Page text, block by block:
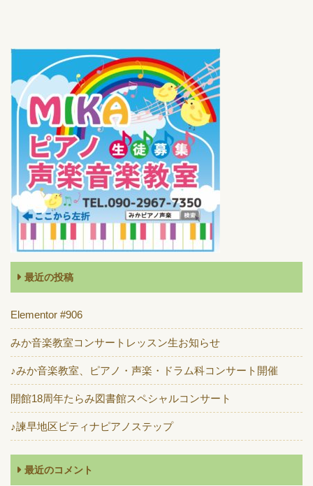
最近の投稿
Elementor #906
みか音楽教室コンサートレッスン生お知らせ
♪みか音楽教室、ピアノ・声楽・ドラム科コンサート開催
開館18周年たらみ図書館スペシャルコンサート
♪諫早地区ピティナピアノステップ
最近のコメント